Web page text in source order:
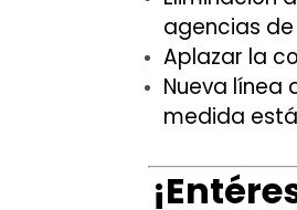
agencias
Aplazar la
Nueva
medida